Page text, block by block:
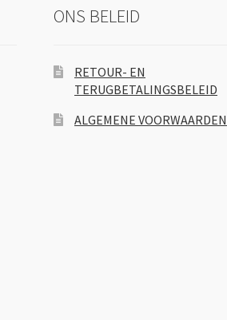
ONS BELEID
RETOUR- EN
TERUGBETALINGSBELEID
ALGEMENE VOORWAARDEN